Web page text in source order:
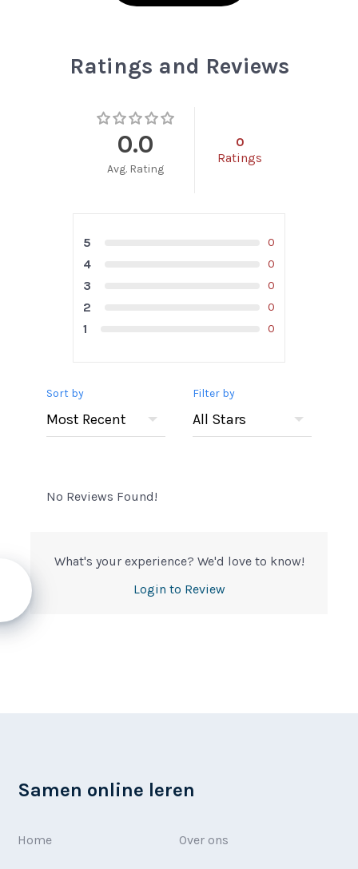
Ratings and Reviews
0.0
Avg. Rating
0
Ratings
5 0
4 0
3 0
2 0
1 0
Sort by Filter by
No Reviews Found!
What's your experience? We'd love to know!
Login to Review
Samen online leren
Home Over ons